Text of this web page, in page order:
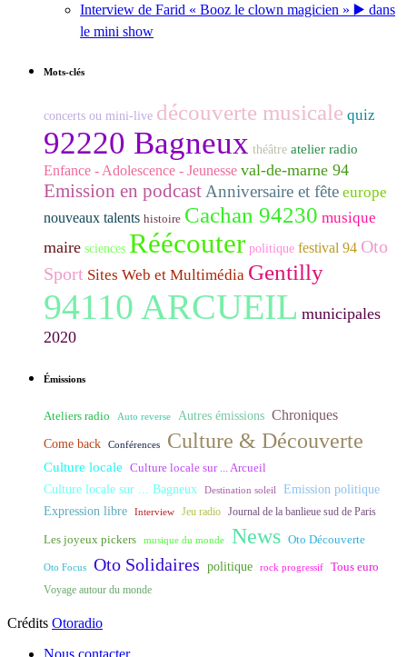
Interview de Farid « Booz le clown magicien » ▶️ dans
le mini show
Mots-clés
concerts ou mini-live découverte musicale quiz
92220 Bagneux théâtre atelier radio
Enfance - Adolescence - Jeunesse val-de-marne 94
Emission en podcast Anniversaire et fête europe
nouveaux talents histoire Cachan 94230 musique
maire sciences Réécouter politique festival 94 Oto
Sport Sites Web et Multimédia Gentilly
94110 ARCUEIL municipales
2020
Émissions
Ateliers radio Auto reverse Autres émissions Chroniques
Come back Conférences Culture & Découverte
Culture locale Culture locale sur ... Arcueil
Culture locale sur ... Bagneux Destination soleil Emission politique
Expression libre Interview Jeu radio Journal de la banlieue sud de Paris
Les joyeux pickers musique du monde News Oto Découverte
Oto Focus Oto Solidaires politique rock progressif Tous euro
Voyage autour du monde
Crédits Otoradio
Nous contacter